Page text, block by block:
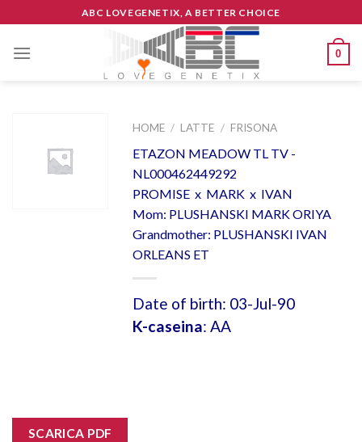
to
content
ABC LOVEGENETIX, A BETTER CHOICE
0
HOME / LATTE / FRISONA
ETAZON MEADOW TL TV -
NL000462449292
PROMISE x MARK x IVAN
Mom: PLUSHANSKI MARK ORIYA
Grandmother: PLUSHANSKI IVAN
ORLEANS ET
Date of birth: 03-Jul-90
K-caseina: AA
SCARICA PDF